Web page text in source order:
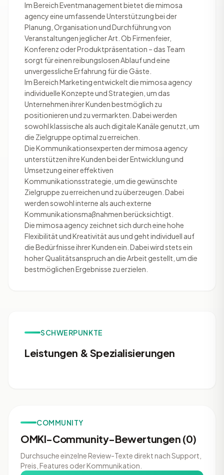
Im Bereich Eventmanagement bietet die mimosa
agency eine umfassende Unterstützung bei der
Planung, Organisation und Durchführung von
Veranstaltungen jeglicher Art. Ob Firmenfeier,
Konferenz oder Produktpräsentation – das Team
sorgt für einen reibungslosen Ablauf und eine
unvergessliche Erfahrung für die Gäste.
Im Bereich Marketing entwickelt die mimosa agency
individuelle Konzepte und Strategien, um das
Unternehmen ihrer Kunden bestmöglich zu
positionieren und zu vermarkten. Dabei werden
sowohl klassische als auch digitale Kanäle genutzt, um
die Zielgruppe optimal zu erreichen.
Die Kommunikationsexperten der mimosa agency
unterstützen ihre Kunden bei der Entwicklung und
Umsetzung einer effektiven
Kommunikationsstrategie, um die gewünschte
Zielgruppe zu erreichen und zu überzeugen. Dabei
werden sowohl interne als auch externe
Kommunikationsmaßnahmen berücksichtigt.
Die mimosa agency zeichnet sich durch eine hohe
Flexibilität und Kreativität aus und geht individuell auf
die Bedürfnisse ihrer Kunden ein. Dabei wird stets ein
hoher Qualitätsanspruch an die Arbeit gestellt, um die
bestmöglichen Ergebnisse zu erzielen.
SCHWERPUNKTE
Leistungen & Spezialisierungen
COMMUNITY
OMKI-Community-Bewertungen (0)
Durchsuche einzelne Review-Texte direkt nach Support,
Preis, Features oder Kommunikation.